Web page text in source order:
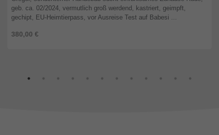
380,00 €
geb. ca. 02/2024, vermutlich groß werdend, kastriert, geimpft,
gechipt, EU-Heimtierpass, vor Ausreise Test auf Babesi ...